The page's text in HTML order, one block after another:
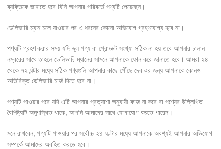
ব্যক্তিকে জানাতে হবে যিনি আপনার পরিবর্তে পণ্যটি পেয়েছেন।
ডেলিভারি ম্যান চলে যাওয়ার পর এ ধরনের কোনো অভিযোগ গ্রহণযোগ্য হবে না।
পণ্যটি গ্রহণ করার সময় যদি ভুল পণ্য বা প্রোডাক্ট সংখ্যা সঠিক না হয় তবে আপনার চালান
নম্বরের সাথে তাহলে ডেলিভারি ম্যানের সামনে আপনাকে ফোন করে জানাতে হবে। আমরা ২৪
থেকে ৭২ ঘন্টার মধ্যে সঠিক পণ্যগুলি আপনার কাছে পৌঁছে দেব এর জন্য আপনাকে কোনও
অতিরিক্ত ডেলিভারি চার্জ দিতে হবে না।
পণ্যটি পাওয়ার পরে যদি এটি আপনার প্রত্যাশা অনুযায়ী কাজ না করে বা পণ্যের উল্লিখিত
বৈশিষ্ট্যটি অনুপস্থিত থাকে, আপনি আমাদের সাথে যোগাযোগ করতে পারেন।
মনে রাখবেন, পণ্যটি পাওয়ার পর সর্বোচ্চ ২৪ ঘণ্টার মধ্যে আপনাকে অবশ্যই আপনার অভিযোগ
সম্পর্কে আমাদের অবহিত করতে হবে।